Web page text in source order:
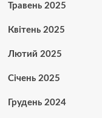
Травень 2025
Квітень 2025
Лютий 2025
Січень 2025
Грудень 2024